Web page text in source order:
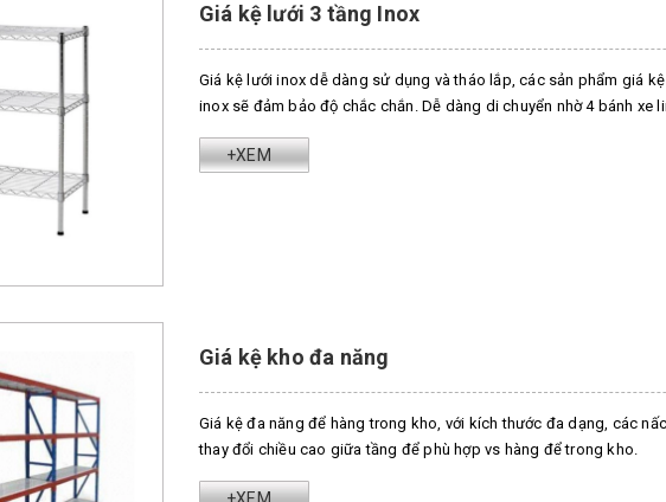
Giá kệ lưới 3 tầng Inox
Giá kệ lưới inox dễ dàng sử dụng và tháo lắp, các sản phẩm giá
inox sẽ đảm bảo độ chắc chắn. Dễ dàng di chuyển nhờ 4 bánh xe
+XEM
Giá kệ kho đa năng
Giá kệ đa năng để hàng trong kho, với kích thước đa dạng, các
thay đổi chiều cao giữa tầng để phù hợp vs hàng để trong kho.